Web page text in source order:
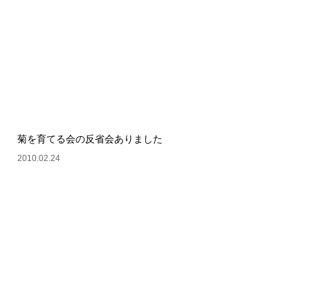
菊を育てる会の反省会ありました
2010.02.24